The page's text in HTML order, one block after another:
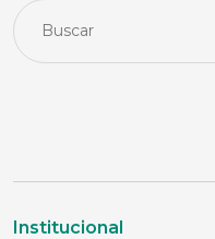
Institucional